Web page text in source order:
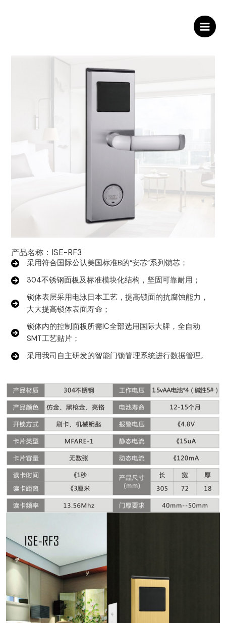
Main
产品名称：ISE-RF3
采用符合国际公认美国标准B的“安芯”系列锁芯；
304不锈钢面板及标准模块化结构，坚固可靠耐用；
锁体表层采用电泳日本工艺，提高锁面的抗腐蚀能力，
大大提高锁体表面寿命；
锁体内的控制面板所需IC全部选用国际大牌，全自动
SMT工艺贴片；
采用我司自主研发的智能门锁管理系统进行数据管理。